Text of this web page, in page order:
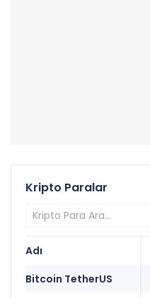
Kripto Paralar
Adı
Bitcoin TetherUS